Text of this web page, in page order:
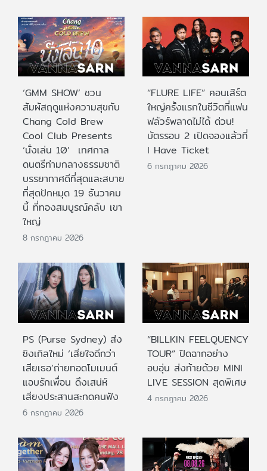
‘GMM SHOW’ ชวน
สัมผัสฤดูแห่งความสุขกับ
Chang Cold Brew
Cool Club Presents
‘นั่งเล่น 10’ เทศกาล
ดนตรีท่ามกลางธรรมชาติ
บรรยากาศดีที่สุดและสบาย
ที่สุดปักหมุด 19 ธันวาคม
นี้ ที่ทองสมบูรณ์คลับ เขา
ใหญ่
8 กรกฎาคม 2026
“FLURE LIFE” คอนเสิร์ต
ใหญ่ครั้งแรกในชีวิตที่แฟน
ฟลัวร์พลาดไม่ได้ ด่วน!
บัตรรอบ 2 เปิดจองแล้วที่
I Have Ticket
6 กรกฎาคม 2026
PS (Purse Sydney) ส่ง
ซิงเกิลใหม่ ‘เสียใจดีกว่า
เสียเธอ’ถ่ายทอดโมเมนต์
แอบรักเพื่อน ดึงเสน่ห์
เสียงประสานสะกดคนฟัง
6 กรกฎาคม 2026
“BILLKIN FEELQUENCY
TOUR” ปิดฉากอย่าง
อบอุ่น ส่งท้ายด้วย MINI
LIVE SESSION สุดพิเศษ
4 กรกฎาคม 2026